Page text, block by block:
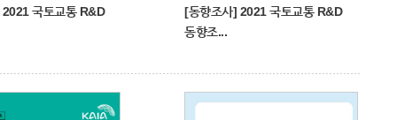
국토교통 R&D
[동향조사] 2021 국토교통 R&D
동향조...